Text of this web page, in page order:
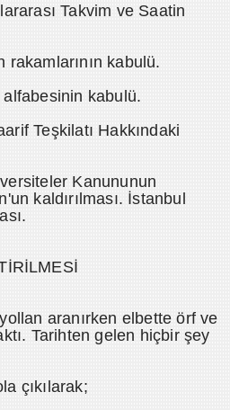
Takvim ve Saatin
rakamlarının kabulü.
kabulü.
Teşkilatı Hakkındaki
Kanununun
kaldırılması. İstanbul
aranırken elbette örf ve
Tarihten gelen hiçbir şey
çıkılarak;